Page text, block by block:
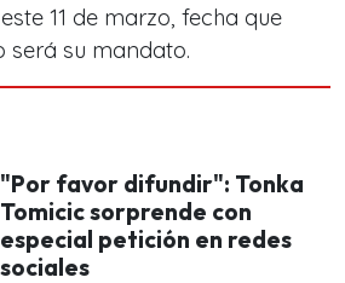
11 de marzo, fecha que
será su mandato.
"Por favor difundir": Tonka
Tomicic sorprende con
especial petición en redes
sociales